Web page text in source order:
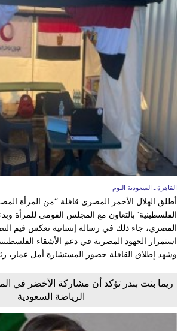
القاهرة ـ السعودية اليوم
أطلق الهلال الأحمر المصري قافلة “من المرأة
الفلسطينية' بالتعاون مع المجلس القومي للمرأة
المصري، جاء ذلك في رسالة إنسانية تعكس قيم
استمرار الجهود المصرية في دعم الأشقاء
وشهد إطلاق القافلة حضور المستشارة أمل عمار،
ريما بنت بندر تؤكد أن مشاركة الأخضر في
الرياضة السعودية